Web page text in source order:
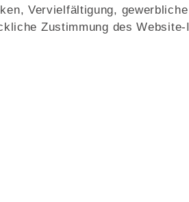
Vervielfältigung,
Zustimmung des